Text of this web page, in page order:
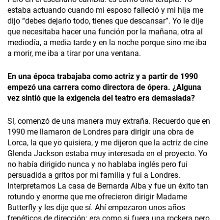
estaba actuando cuando mi esposo falleció y mi hija me
dijo “debes dejarlo todo, tienes que descansar”. Yo le dije
que necesitaba hacer una función por la mañana, otra al
mediodía, a media tarde y en la noche porque sino me iba
a morir, me iba a tirar por una ventana.
En una época trabajaba como actriz y a partir de 1990
empezó una carrera como directora de ópera. ¿Alguna
vez sintió que la exigencia del teatro era demasiada?
Sí, comenzó de una manera muy extraña. Recuerdo que en
1990 me llamaron de Londres para dirigir una obra de
Lorca, la que yo quisiera, y me dijeron que la actriz de cine
Glenda Jackson estaba muy interesada en el proyecto. Yo
no había dirigido nunca y no hablaba inglés pero fui
persuadida a gritos por mi familia y fui a Londres.
Interpretamos La casa de Bernarda Alba y fue un éxito tan
rotundo y enorme que me ofrecieron dirigir Madame
Butterfly y les dije que sí. Ahí empezaron unos años